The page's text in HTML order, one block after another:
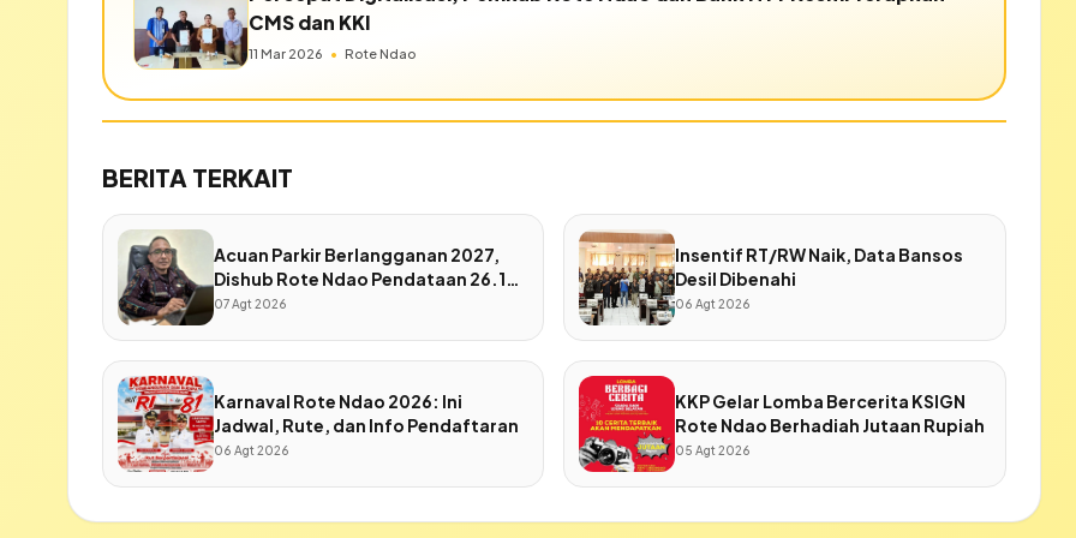
CMS dan KKI
11 Mar 2026 • Rote Ndao
BERITA TERKAIT
Acuan Parkir Berlangganan 2027,
Dishub Rote Ndao Pendataan 26.170
Unit Kendaraan
07 Agt 2026
Insentif RT/RW Naik, Data Bansos
Desil Dibenahi
06 Agt 2026
Karnaval Rote Ndao 2026: Ini
Jadwal, Rute, dan Info Pendaftaran
06 Agt 2026
KKP Gelar Lomba Bercerita KSIGN
Rote Ndao Berhadiah Jutaan Rupiah
05 Agt 2026